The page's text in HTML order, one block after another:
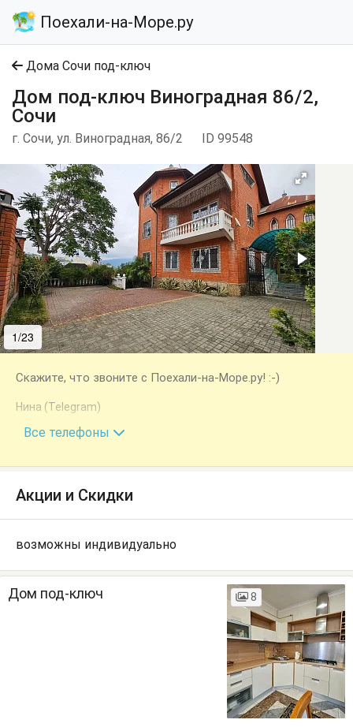
Поехали-на-Море.ру
Дома Сочи под-ключ
Дом под-ключ Виноградная 86/2,
Сочи
г. Сочи, ул. Виноградная, 86/2 ID 99548
1/23
Скажите, что звоните с Поехали-на-Море.ру! :-)
Нина (Telegram)
+7 (988) 505-95-46
Все телефоны
Акции и Скидки
возможны индивидуально
Дом под-ключ 8